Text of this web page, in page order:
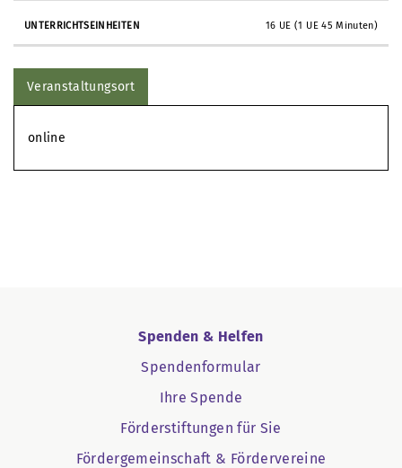
16 UE (1 UE 45 Minuten)
Veranstaltungsort
online
Spenden & Helfen
Spendenformular
Ihre Spende
Förderstiftungen für Sie
Fördergemeinschaft & Fördervereine